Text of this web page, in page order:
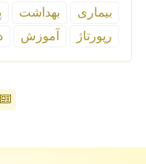
بیماری بهداشت
رپورتاژ
آموزش